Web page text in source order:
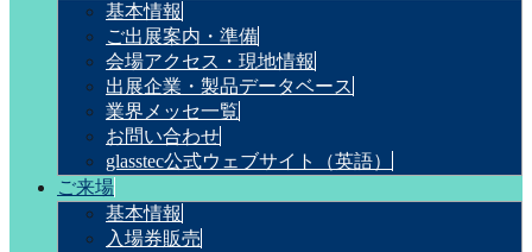
基本情報
ご出展案内・準備
会場アクセス・現地情報
出展企業・製品データベース
業界メッセ一覧
お問い合わせ
glasstec公式ウェブサイト（英語）
ご来場
基本情報
入場券販売